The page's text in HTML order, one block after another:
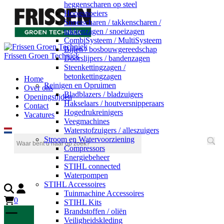
Frissen Groen Techniek
Home
Over ons
Openingstijden
Contact
Vacatures
heggenscharen op steel
Hoogsnoeiers
Snoeischaren / takkenscharen /
takkenzagen / snoeizagen
CombiSysteem / MultiSysteem
Bijlen / bosbouwgereedschap
Doorslijpers / bandenzagen
Steenkettingzagen /
betonkettingzagen
Reinigen en Opruimen
Bladblazers / bladzuigers
Hakselaars / houtversnipperaars
Hogedrukreinigers
Veegmachines
Waterstofzuigers / alleszuigers
Stroom en Watervoorziening
Compressors
Energiebeheer
STIHL connected
Waterpompen
STIHL Accessoires
Tuinmachine Accessoires
STIHL Kits
Brandstoffen / oliën
Veiligheidskleding
0